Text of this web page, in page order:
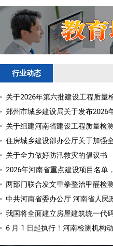
行业动态
关于2026年第六批建设工程质量检测机构
郑州市城乡建设局关于发布2026年6月份郑州市建
关于组建河南省建设工程质量检测行
住房城乡建设部办公厅关于加强全国建筑市场监管公共
关于全力做好防汛救灾的倡议书
2026年河南省重点建设项目名单，总投资3.2万
两部门联合发文重拳整治甲醛检测乱象：新建
中共河南省委办公厅 河南省人民政府办公厅印发 《关于
我国将全面建立房屋建筑统一代
6 月 1 日起执行！河南检测机构动态评价落地，触碰